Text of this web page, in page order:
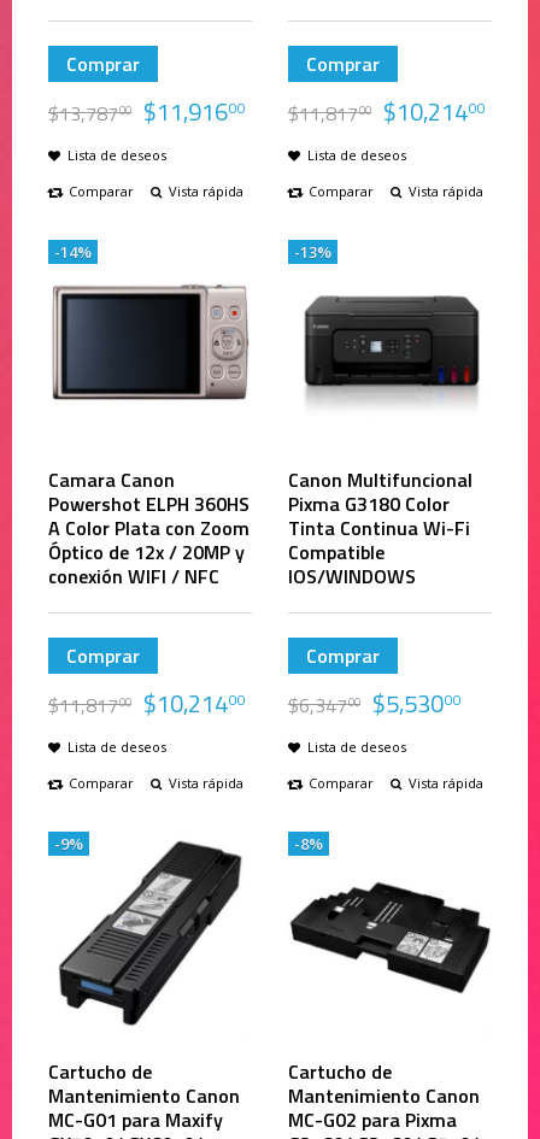
Comprar
$13,78700 $11,91600
Lista de deseos
Comparar
Vista rápida
Comprar
$11,81700 $10,21400
Lista de deseos
Comparar
Vista rápida
Camara Canon
Powershot ELPH 360HS
A Color Plata con Zoom
Óptico de 12x / 20MP y
conexión WIFI / NFC
Comprar
$11,81700 $10,21400
Lista de deseos
Comparar
Vista rápida
-14%
Canon Multifuncional
Pixma G3180 Color
Tinta Continua Wi-Fi
Compatible
IOS/WINDOWS
Comprar
$6,34700 $5,53000
Lista de deseos
Comparar
Vista rápida
-13%
Cartucho de
Mantenimiento Canon
MC-G01 para Maxify
-9%
Cartucho de
Mantenimiento Canon
MC-G02 para Pixma
-8%